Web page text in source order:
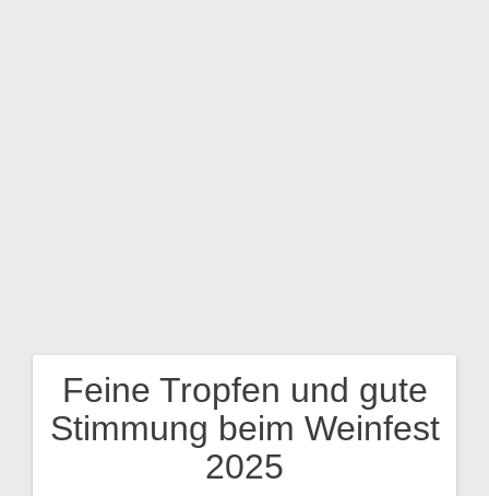
Feine Tropfen und gute
Stimmung beim Weinfest
2025
Beitragsnavigation